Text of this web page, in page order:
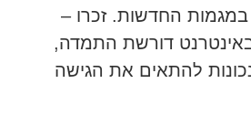
החדשות. זכרו –
דורשת התמדה,
להתאים את הגישה